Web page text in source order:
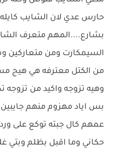
حارس عدي لان الشايب كايله
بشارع....المهم متعرف
السيمكارت ومن متعاركين
من الكتل معترفه هي هيج
وهيه تزوجه واكيد من تزوجه
بس اياد مهزوم منهم
عمهم كال جبته توكع على
حكاني وما اقبل بظلم وبتي